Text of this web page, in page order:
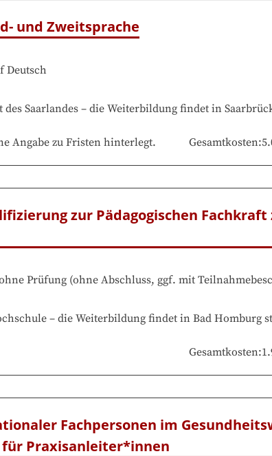
und Zweitsprache
Deutsch
Saarlandes – die Weiterbildung findet in
Angabe zu Fristen hinterlegt. Gesamtkosten:
zur Pädagogischen Fachkraft
Prüfung (ohne Abschluss, ggf. mit
– die Weiterbildung findet in Bad Homburg
Gesamtkosten:
Fachpersonen im
Praxisanleiter*innen